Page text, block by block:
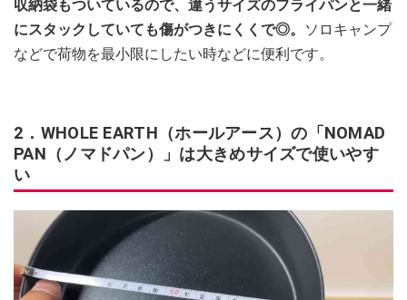
収納袋もついているので、違うサイズのフライパンと一緒
にスタックしていても傷がつきにくくで◎。
ソロキャンプ
などで荷物を最小限にしたい時などに便利です。
2．WHOLE EARTH（ホールアース）の「NOMAD
PAN（ノマドパン）」は大きめサイズで使いやす
い